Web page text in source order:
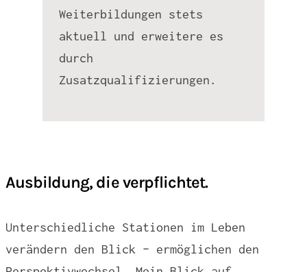
Weiterbildungen stets
aktuell und erweitere es
durch
Zusatzqualifizierungen.
Ausbildung, die verpflichtet.
Unterschiedliche Stationen im Leben
verändern den Blick – ermöglichen den